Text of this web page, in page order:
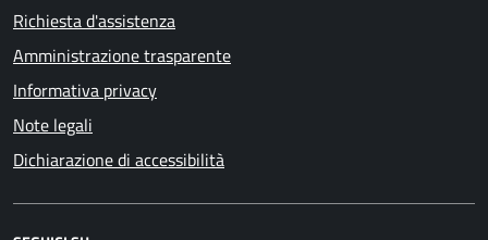
Richiesta d'assistenza
Amministrazione trasparente
Informativa privacy
Note legali
Dichiarazione di accessibilità